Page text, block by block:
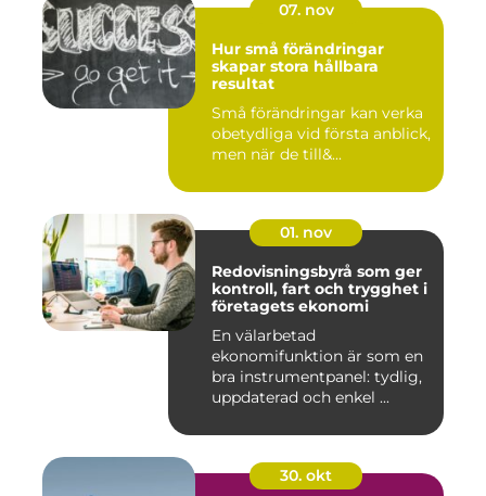
07. nov
Hur små förändringar
skapar stora hållbara
resultat
Små förändringar kan verka
obetydliga vid första anblick,
men när de till&...
01. nov
Redovisningsbyrå som ger
kontroll, fart och trygghet i
företagets ekonomi
En välarbetad
ekonomifunktion är som en
bra instrumentpanel: tydlig,
uppdaterad och enkel ...
30. okt